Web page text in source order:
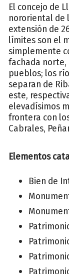
El concejo de
nororiental de
extensión de
límites son el
simplemente
fachada norte,
pueblos; los
separan de
este,
elevadísimos
frontera con
Cabrales,
Elementos
Bien de